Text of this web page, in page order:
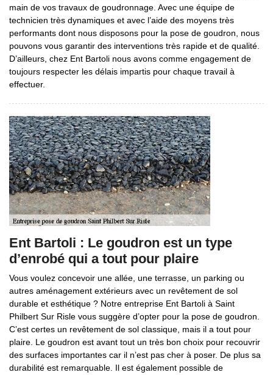
main de vos travaux de goudronnage. Avec une équipe de
technicien très dynamiques et avec l’aide des moyens très
performants dont nous disposons pour la pose de goudron, nous
pouvons vous garantir des interventions très rapide et de qualité.
D’ailleurs, chez Ent Bartoli nous avons comme engagement de
toujours respecter les délais impartis pour chaque travail à
effectuer.
Ent Bartoli : Le goudron est un type
d’enrobé qui a tout pour plaire
Vous voulez concevoir une allée, une terrasse, un parking ou
autres aménagement extérieurs avec un revêtement de sol
durable et esthétique ? Notre entreprise Ent Bartoli à Saint
Philbert Sur Risle vous suggère d’opter pour la pose de goudron.
C’est certes un revêtement de sol classique, mais il a tout pour
plaire. Le goudron est avant tout un très bon choix pour recouvrir
des surfaces importantes car il n’est pas cher à poser. De plus sa
durabilité est remarquable. Il est également possible de